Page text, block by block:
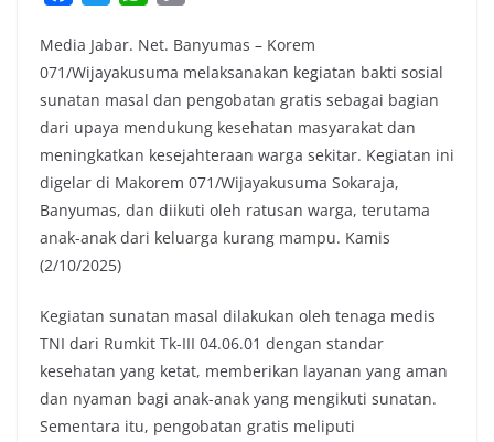
c
e
b
o
o
k
i
t
t
e
r
a
t
s
A
p
p
p
y
L
i
n
k
Media Jabar. Net. Banyumas – Korem
071/Wijayakusuma melaksanakan kegiatan bakti sosial
sunatan masal dan pengobatan gratis sebagai bagian
dari upaya mendukung kesehatan masyarakat dan
meningkatkan kesejahteraan warga sekitar. Kegiatan ini
digelar di Makorem 071/Wijayakusuma Sokaraja,
Banyumas, dan diikuti oleh ratusan warga, terutama
anak-anak dari keluarga kurang mampu. Kamis
(2/10/2025)
Kegiatan sunatan masal dilakukan oleh tenaga medis
TNI dari Rumkit Tk-III 04.06.01 dengan standar
kesehatan yang ketat, memberikan layanan yang aman
dan nyaman bagi anak-anak yang mengikuti sunatan.
Sementara itu, pengobatan gratis meliputi